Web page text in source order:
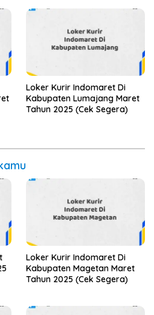
Loker Kurir Indomaret Di
Kabupaten Lumajang Maret
Tahun 2025 (Cek Segera)
Loker Kurir Indomaret Di
Kabupaten Magetan Maret
Tahun 2025 (Cek Segera)